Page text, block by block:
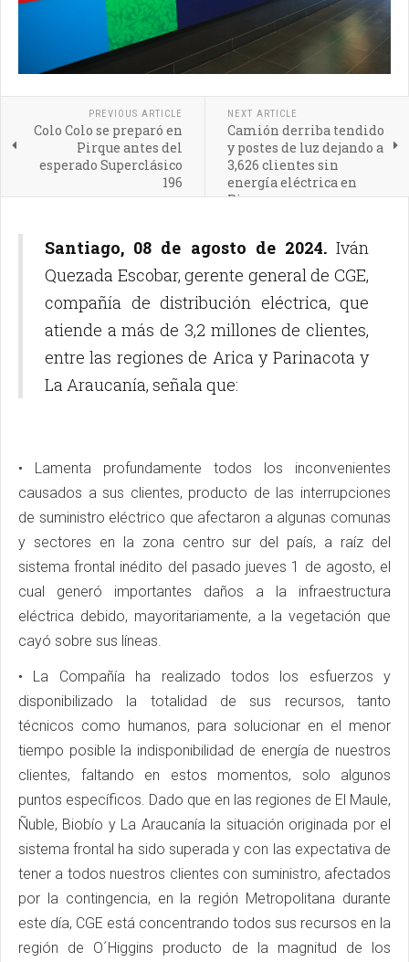
PREVIOUS ARTICLE
Colo Colo se preparó en
Pirque antes del
esperado Superclásico
196
NEXT ARTICLE
Camión derriba tendido
y postes de luz dejando a
3,626 clientes sin
energía eléctrica en
Pirque
Santiago, 08 de agosto de 2024.Iván
Quezada Escobar, gerente general de CGE,
compañía de distribución eléctrica, que
atiende a más de 3,2 millones de clientes,
entre las regiones de Arica y Parinacota y
La Araucanía, señala que:
• Lamenta profundamente todos los inconvenientes
causados a sus clientes, producto de las interrupciones
de suministro eléctrico que afectaron a algunas comunas
y sectores en la zona centro sur del país, a raíz del
sistema frontal inédito del pasado jueves 1 de agosto, el
cual generó importantes daños a la infraestructura
eléctrica debido, mayoritariamente, a la vegetación que
cayó sobre sus líneas.
• La Compañía ha realizado todos los esfuerzos y
disponibilizado la totalidad de sus recursos, tanto
técnicos como humanos, para solucionar en el menor
tiempo posible la indisponibilidad de energía de nuestros
clientes, faltando en estos momentos, solo algunos
puntos específicos. Dado que en las regiones de El Maule,
Ñuble, Biobío y La Araucanía la situación originada por el
sistema frontal ha sido superada y con las expectativa de
tener a todos nuestros clientes con suministro, afectados
por la contingencia, en la región Metropolitana durante
este día, CGE está concentrando todos sus recursos en la
región de O´Higgins producto de la magnitud de los